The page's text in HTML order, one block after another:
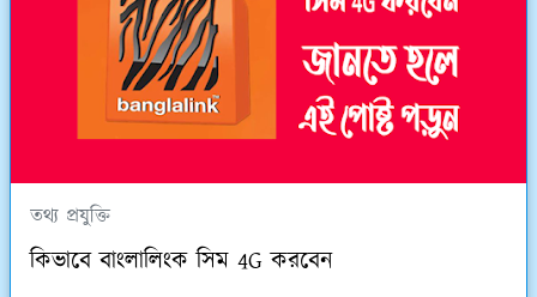
তথ্য প্রযুক্তি
কিভাবে বাংলালিংক সিম 4G করবেন